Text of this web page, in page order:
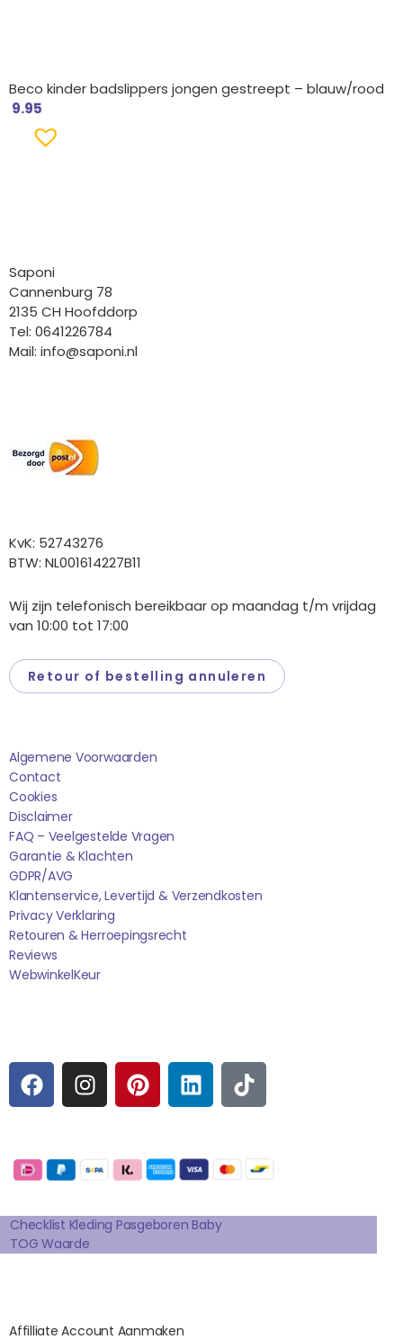
Beco kinder badslippers jongen gestreept – blauw/rood
9.95
Saponi
Cannenburg 78
2135 CH Hoofddorp
Tel: 0641226784
Mail: info@saponi.nl
KvK: 52743276
BTW: NL001614227B11
Wij zijn telefonisch bereikbaar op maandag t/m vrijdag
van 10:00 tot 17:00
Retour of bestelling annuleren
Algemene Voorwaarden
Contact
Cookies
Disclaimer
FAQ – Veelgestelde Vragen
Garantie & Klachten
GDPR/AVG
Klantenservice, Levertijd & Verzendkosten
Privacy Verklaring
Retouren & Herroepingsrecht
Reviews
WebwinkelKEur
F
A
C
B
O
O
K
I
N
S
A
R
A
M
P
I
N
E
R
E
S
T
L
I
N
E
D
I
N
T
I
K
O
K
Checklist Kleding Pasgeboren Baby
TOG Waarde
Affilliate Account Aanmaken